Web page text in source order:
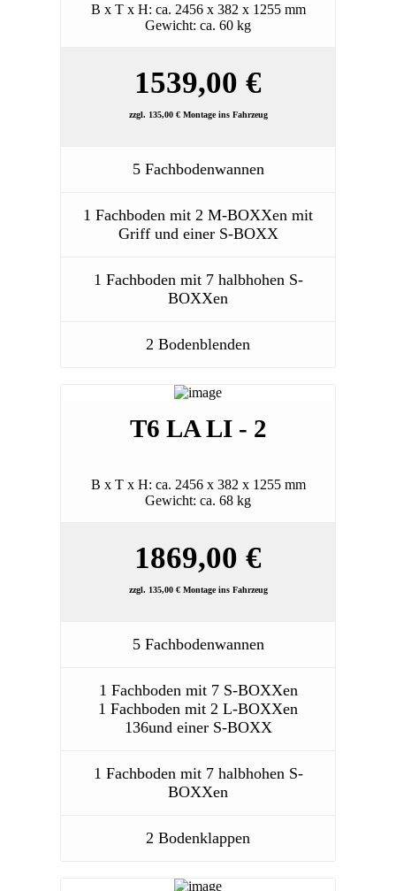
B x T x H: ca. 2456 x 382 x 1255 mm
Gewicht: ca. 60 kg
1539,00 €
zzgl. 135,00 € Montage ins Fahrzeug
5 Fachbodenwannen
1 Fachboden mit 2 M-BOXXen mit
Griff und einer S-BOXX
1 Fachboden mit 7 halbhohen S-
BOXXen
2 Bodenblenden
T6 LA LI - 2
B x T x H: ca. 2456 x 382 x 1255 mm
Gewicht: ca. 68 kg
1869,00 €
zzgl. 135,00 € Montage ins Fahrzeug
5 Fachbodenwannen
1 Fachboden mit 7 S-BOXXen
1 Fachboden mit 2 L-BOXXen
136und einer S-BOXX
1 Fachboden mit 7 halbhohen S-
BOXXen
2 Bodenklappen